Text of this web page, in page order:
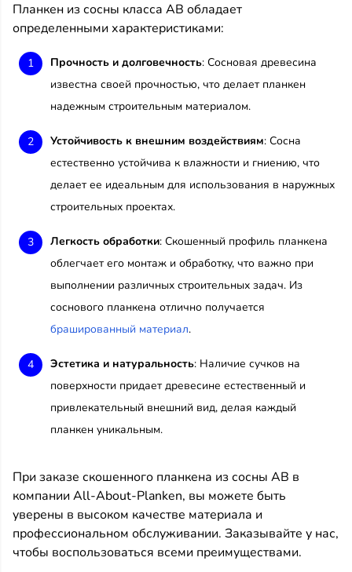
Планкен из сосны класса АВ обладает
определенными характеристиками:
Прочность и долговечность: Сосновая древесина
известна своей прочностью, что делает планкен
надежным строительным материалом.
Устойчивость к внешним воздействиям: Сосна
естественно устойчива к влажности и гниению, что
делает ее идеальным для использования в наружных
строительных проектах.
Легкость обработки: Скошенный профиль планкена
облегчает его монтаж и обработку, что важно при
выполнении различных строительных задач. Из
соснового планкена отлично получается
брашированный материал.
Эстетика и натуральность: Наличие сучков на
поверхности придает древесине естественный и
привлекательный внешний вид, делая каждый
планкен уникальным.
При заказе скошенного планкена из сосны АВ в
компании All-About-Planken, вы можете быть
уверены в высоком качестве материала и
профессиональном обслуживании. Заказывайте у нас,
чтобы воспользоваться всеми преимуществами.